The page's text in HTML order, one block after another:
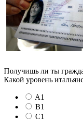
Получишь ли ты
Какой уровень
A1
B1
C1